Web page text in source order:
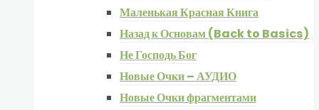
Маленькая Красная Книга
Назад к Основам (Back to Basics)
Не Господь Бог
Новые Очки – АУДИО
Новые Очки фрагментами